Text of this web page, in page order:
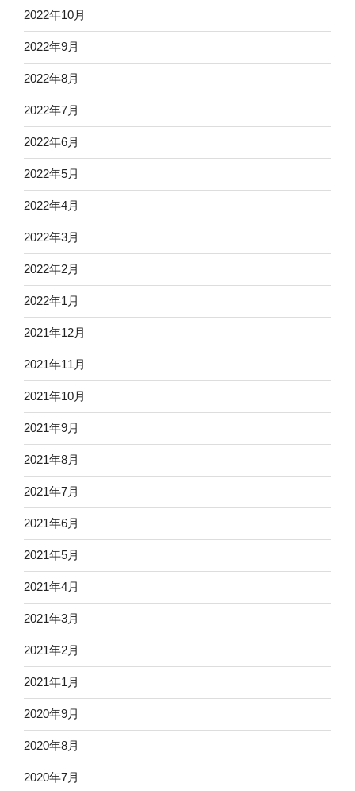
2022年10月
2022年9月
2022年8月
2022年7月
2022年6月
2022年5月
2022年4月
2022年3月
2022年2月
2022年1月
2021年12月
2021年11月
2021年10月
2021年9月
2021年8月
2021年7月
2021年6月
2021年5月
2021年4月
2021年3月
2021年2月
2021年1月
2020年9月
2020年8月
2020年7月